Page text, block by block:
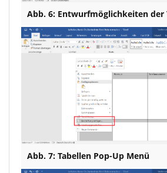
Abb. 6: Entwurfmöglichkeiten der
Abb. 7: Tabellen Pop-Up Menü